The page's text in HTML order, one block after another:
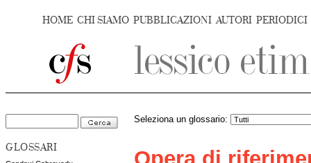
HOME CHI SIAMO PUBBLICAZIONI AUTORI PERIODICI
GLOSSARI
Seleziona un glossario: